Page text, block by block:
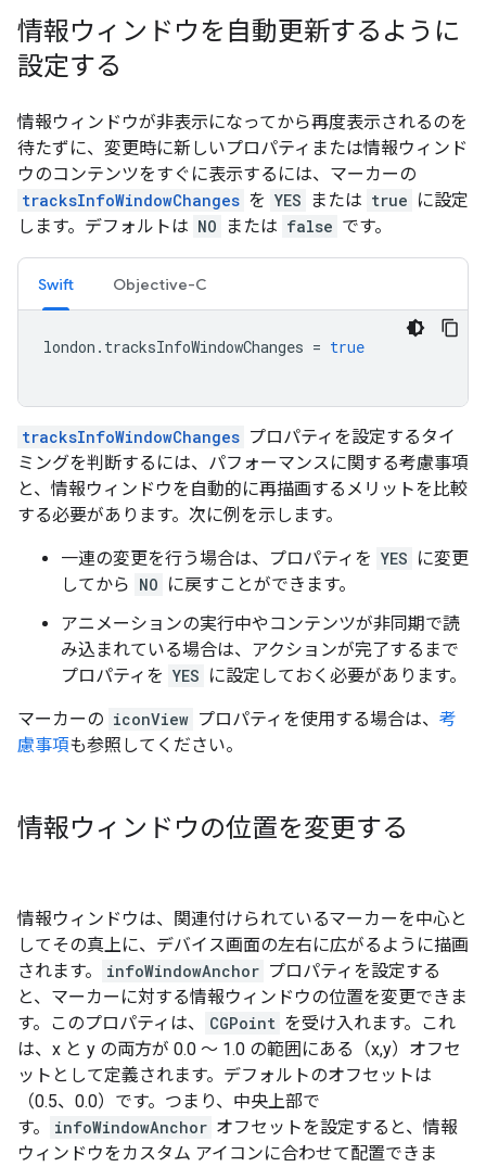
情報ウィンドウを自動更新するように
設定する
情報ウィンドウが非表示になってから再度表示されるのを
待たずに、変更時に新しいプロパティまたは情報ウィンド
ウのコンテンツをすぐに表示するには、マーカーの
tracksInfoWindowChanges を YES または true に設定
します。デフォルトは NO または false です。
Swift Objective-C
london . tracksInfoWindowChanges = true
tracksInfoWindowChanges プロパティを設定するタイ
ミングを判断するには、パフォーマンスに関する考慮事項
と、情報ウィンドウを自動的に再描画するメリットを比較
する必要があります。次に例を示します。
一連の変更を行う場合は、プロパティを YES に変更
してから NO に戻すことができます。
アニメーションの実行中やコンテンツが非同期で読
み込まれている場合は、アクションが完了するまで
プロパティを YES に設定しておく必要があります。
マーカーの iconView プロパティを使用する場合は、 考
慮事項も参照してください。
情報ウィンドウの位置を変更する
情報ウィンドウは、関連付けられているマーカーを中心と
してその真上に、デバイス画面の左右に広がるように描画
されます。
infoWindowAnchor プロパティを設定する
と、マーカーに対する情報ウィンドウの位置を変更できま
す。このプロパティは、
CGPoint を受け入れます。これ
は、x と y の両方が 0.0 ～ 1.0 の範囲にある（x,y）オフセ
ットとして定義されます。デフォルトのオフセットは
（0.5、0.0）です。つまり、中央上部で
す。
infoWindowAnchor オフセットを設定すると、情報
ウィンドウをカスタム アイコンに合わせて配置できま